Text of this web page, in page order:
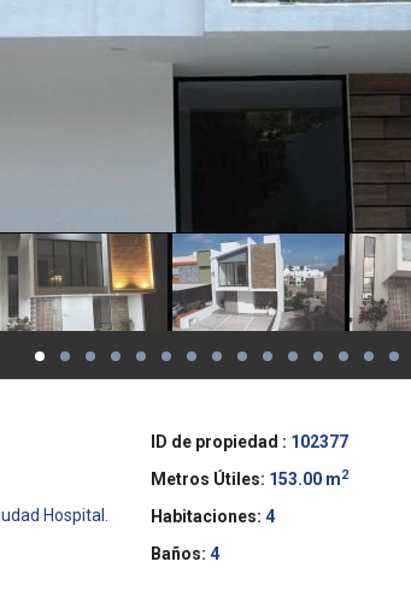
Hospital.
ID de propiedad : 102377
Metros Útiles: 153.00 m2
Habitaciones: 4
Baños: 4